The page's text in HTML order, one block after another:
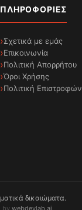
ΠΛΗΡΟΦΟΡΊΕΣ
Σχετικά με εμάς
Επικοινωνία
Πολιτική Απορρήτου
Όροι Χρήσης
Πολιτική Επιστροφών
δικαιώματα.
by webdevlab.ai